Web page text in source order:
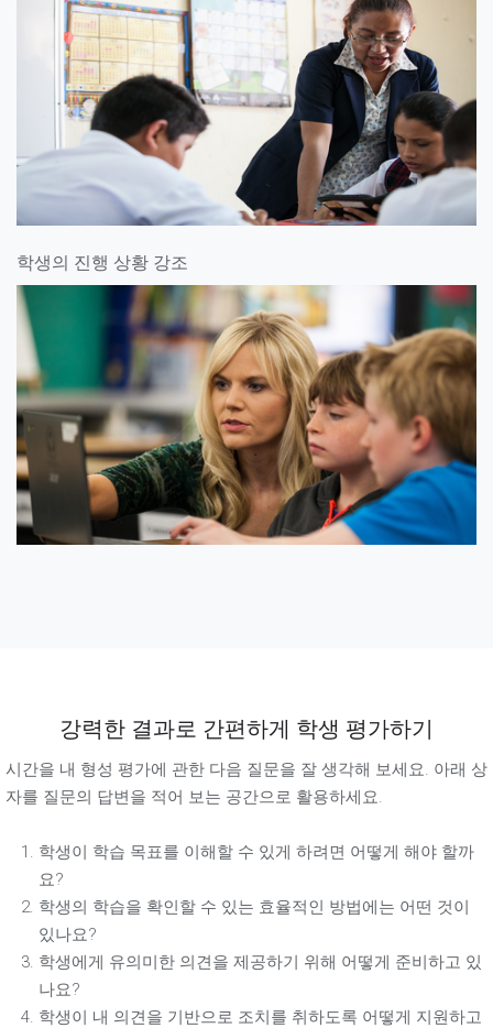
학생의 진행 상황 강조
강력한 결과로 간편하게 학생 평가하기
시간을 내 형성 평가에 관한 다음 질문을 잘 생각해 보세요. 아래 상
자를 질문의 답변을 적어 보는 공간으로 활용하세요.
학생이 학습 목표를 이해할 수 있게 하려면 어떻게 해야 할까
요?
학생의 학습을 확인할 수 있는 효율적인 방법에는 어떤 것이
있나요?
학생에게 유의미한 의견을 제공하기 위해 어떻게 준비하고 있
나요?
학생이 내 의견을 기반으로 조치를 취하도록 어떻게 지원하고